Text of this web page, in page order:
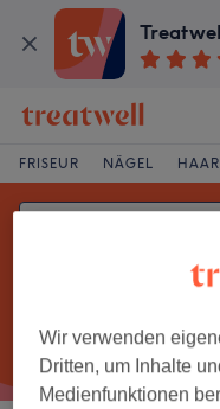
FRISEUR NÄGEL
Wir verwenden
Dritten, um Inhalte
Medienfunktionen